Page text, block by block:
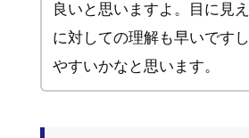
良いと思いますよ。目に見
に対しての理解も早いです
やすいかなと思います。